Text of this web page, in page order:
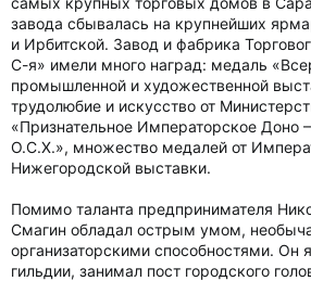
завода сбывалась на крупнейших
и Ирбитской. Завод и фабрика
С-я» имели много наград: медаль
промышленной и художественной
трудолюбие и искусство от
«Признательное Императорское Доно
О.С.Х.», множество медалей от
Нижегородской выставки.
Помимо таланта предпринимателя
Смагин обладал острым умом,
организаторскими способностями. Он
гильдии, занимал пост городского